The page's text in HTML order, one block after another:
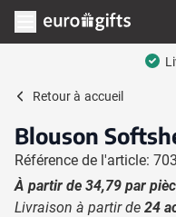
Aller au contenu
Ouvrir le menu
Retour à accueil
Blouson
Référence de l'article:
À partir de 34,79 par
Livraison à partir de 24